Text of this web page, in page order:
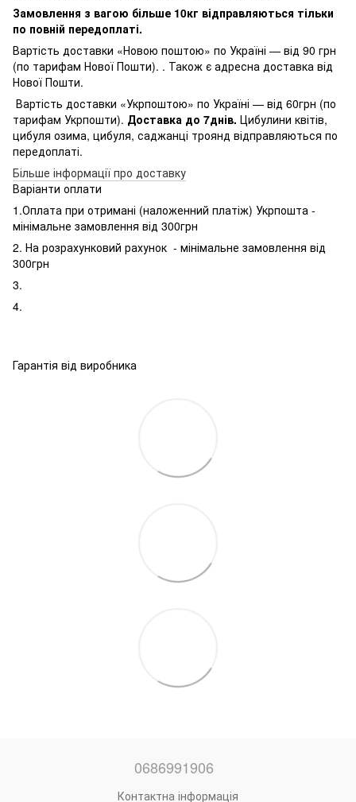
Замовлення з вагою більше 10кг відправляються тільки
по повній передоплаті.
Вартість доставки «Новою поштою» по Україні — від 90 грн
(по тарифам Нової Пошти). . Також є адресна доставка від
Нової Пошти.
Вартість доставки «Укрпоштою» по Україні — від 60грн (по
тарифам Укрпошти). Доставка до 7днів. Цибулини квітів,
цибуля озима, цибуля, саджанці троянд відправляються по
передоплаті.
Більше інформації про доставку
Варіанти оплати
1.Оплата при отримані (наложенний платіж) Укрпошта -
мінімальне замовлення від 300грн
2. На розрахунковий рахунок - мінімальне замовлення від
300грн
3.
4.
Гарантія від виробника
0686991906
Контактна інформація